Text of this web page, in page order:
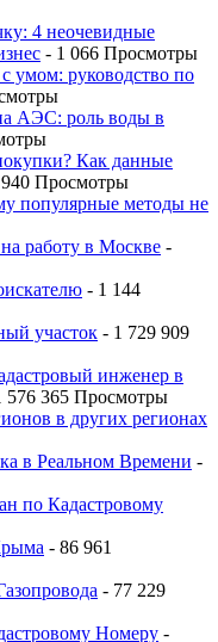
4 неочевидные
- 1 066 Просмотры
умом: руководство по
АЭС: роль воды в
Как данные
Просмотры
популярные методы не
работу в Москве -
- 1 144
участок - 1 729 909
инженер в
576 365 Просмотры
в других регионах
в Реальном Времени -
по Кадастровому
- 86 961
- 77 229
Номеру -